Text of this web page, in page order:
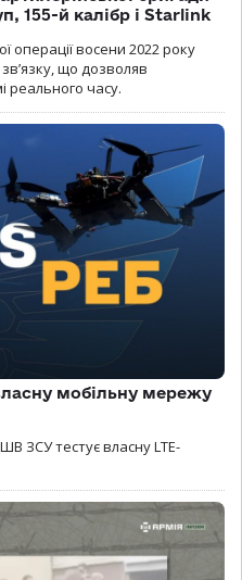
155-й калібр і Starlink
операції восени 2022 року
що дозволяв
реального часу.
мобільну мережу
ЗСУ тестує власну LTE-